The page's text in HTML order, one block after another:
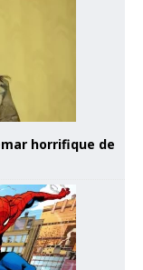
horrifique de